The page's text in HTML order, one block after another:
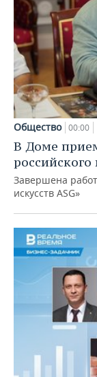
Общество 00:00
В Доме
российского
Завершена
искусств ASG»